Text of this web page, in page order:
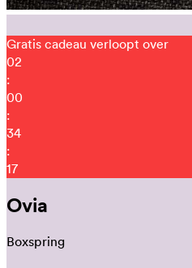
Gratis cadeau verloopt over
02
:
00
:
34
:
12
Ovia
Boxspring